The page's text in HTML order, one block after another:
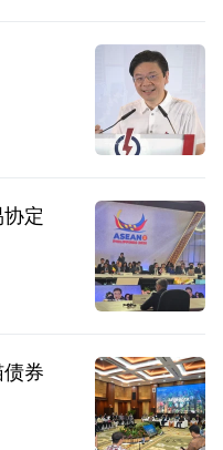
定
券